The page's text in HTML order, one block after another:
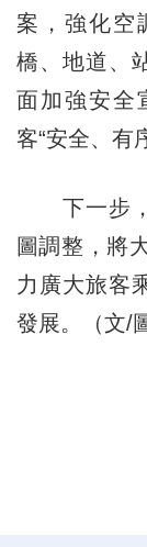
案，強化空
橋、地道、
面加強安全
客“安全、有
下一步，
圖調整，將
力廣大旅客
發展。（文/